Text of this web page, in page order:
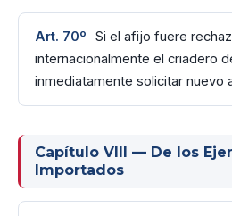
Art. 70º
Si el afijo fuere
internacionalmente el criadero
inmediatamente solicitar nuevo
Capítulo VIII — De los
Importados